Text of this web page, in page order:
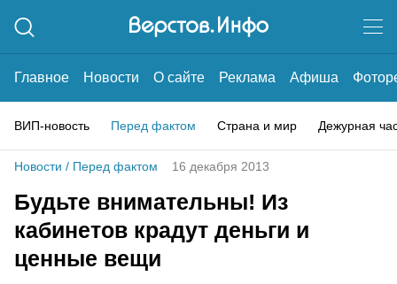
Главное Новости О сайте Реклама Афиша
ВИП-новость Перед фактом Страна и мир Дежурная
Новости / Перед фактом 16 декабря 2013
Будьте внимательны! Из
кабинетов крадут деньги и
ценные вещи